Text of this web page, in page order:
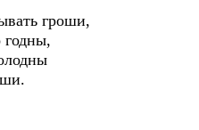
гроши,
годны,